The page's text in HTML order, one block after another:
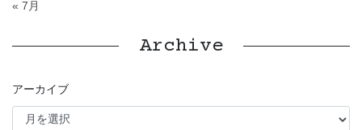
« 7月
Archive
アーカイブ